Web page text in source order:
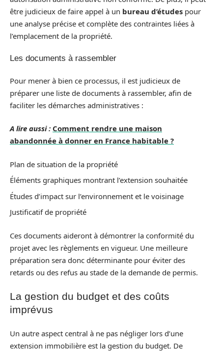
être judicieux de faire appel à un bureau d’études pour
une analyse précise et complète des contraintes liées à
l’emplacement de la propriété.
Les documents à rassembler
Pour mener à bien ce processus, il est judicieux de
préparer une liste de documents à rassembler, afin de
faciliter les démarches administratives :
A lire aussi : Comment rendre une maison
abandonnée à donner en France habitable ?
Plan de situation de la propriété
Éléments graphiques montrant l’extension souhaitée
Études d’impact sur l’environnement et le voisinage
Justificatif de propriété
Ces documents aideront à démontrer la conformité du
projet avec les règlements en vigueur. Une meilleure
préparation sera donc déterminante pour éviter des
retards ou des refus au stade de la demande de permis.
La gestion du budget et des coûts
imprévus
Un autre aspect central à ne pas négliger lors d’une
extension immobilière est la gestion du budget. De